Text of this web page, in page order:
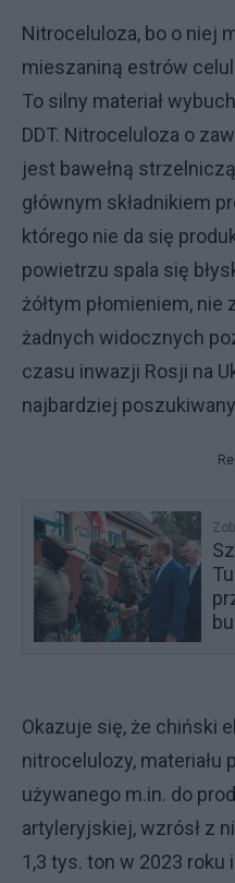
Nitroceluloza, bo o niej
mieszaniną estrów
To silny materiał
DDT. Nitroceluloza o
jest bawełną
głównym składnikiem
którego nie da się
powietrzu spala się
żółtym płomieniem,
żadnych widocznych
czasu inwazji Rosji na
najbardziej
Okazuje się, że chiński
nitrocelulozy,
używanego m.in. do
artyleryjskiej, wzrósł z
1,3 tys. ton w 2023 roku